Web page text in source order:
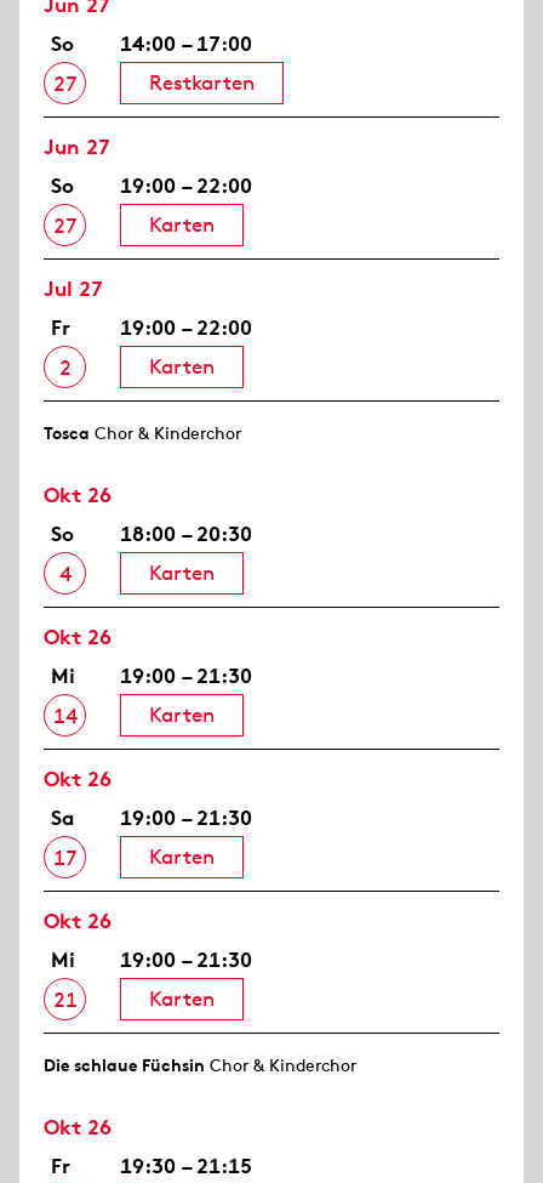
So
27
14:00 – 17:00
Restkarten
Jun 27
So
27
19:00 – 22:00
Karten
Jul 27
Fr
2
19:00 – 22:00
Karten
Tosca Chor & Kinderchor
Okt 26
So
4
18:00 – 20:30
Karten
Okt 26
Mi
14
19:00 – 21:30
Karten
Okt 26
Sa
17
19:00 – 21:30
Karten
Okt 26
Mi
21
19:00 – 21:30
Karten
Die schlaue Füchsin Chor & Kinderchor
Okt 26
Fr
19:30 – 21:15